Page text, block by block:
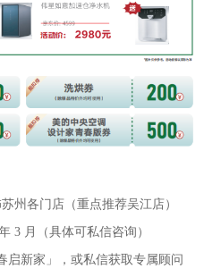
州各门店（重点推荐吴江店）
年 3 月（具体可私信咨询）
启新家」，或私信获取专属顾问